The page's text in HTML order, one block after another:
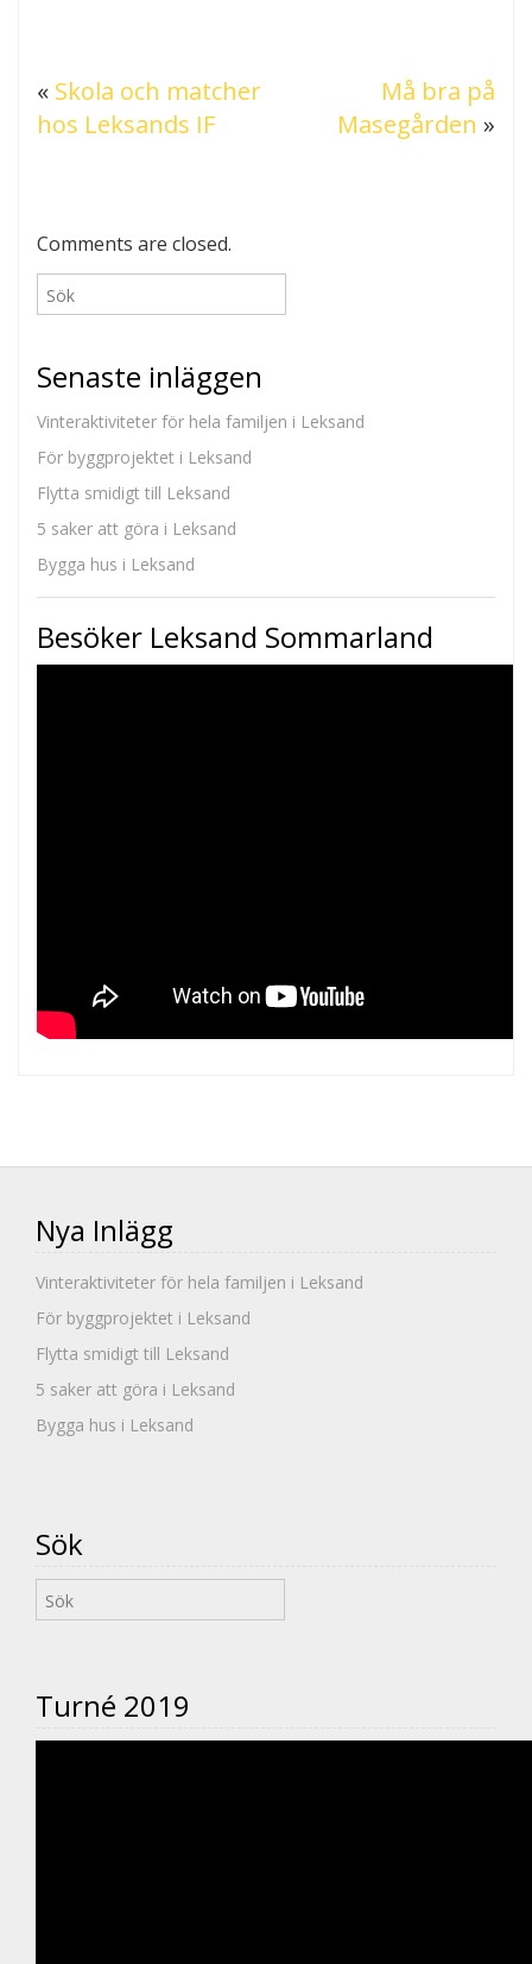
« Skola och matcher
hos Leksands IF
Må bra på
Masegården »
Comments are closed.
Senaste inläggen
Vinteraktiviteter för hela familjen i Leksand
För byggprojektet i Leksand
Flytta smidigt till Leksand
5 saker att göra i Leksand
Bygga hus i Leksand
Besöker Leksand Sommarland
Nya Inlägg
Vinteraktiviteter för hela familjen i Leksand
För byggprojektet i Leksand
Flytta smidigt till Leksand
5 saker att göra i Leksand
Bygga hus i Leksand
Sök
Turné 2019